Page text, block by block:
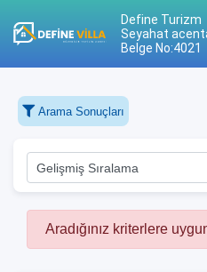
Define Turizm
Seyahat
Belge No:4021
Arama Sonuçları
Aradığınız kriterlere